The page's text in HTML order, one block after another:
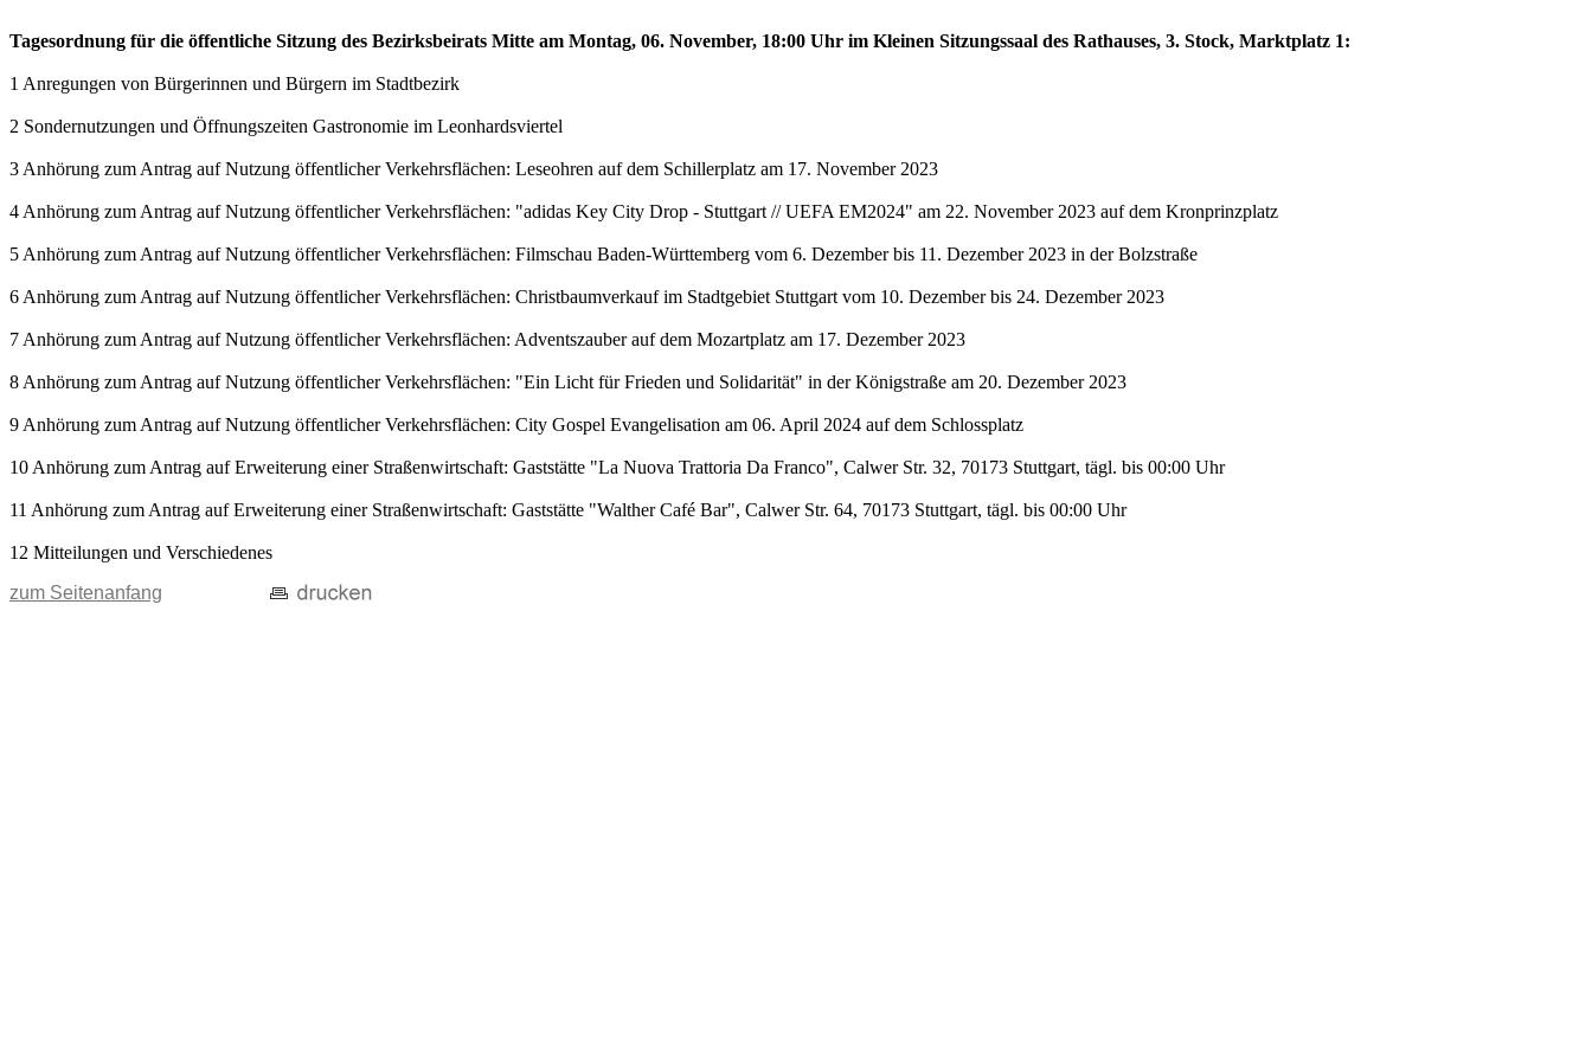
Tagesordnung für die öffentliche Sitzung des Bezirksbeirats Mitte am Montag, 06. November, 18:00 Uhr im Kleinen Sitzungssaal des Rathauses, 3. Stock, Marktplatz 1:
1 Anregungen von Bürgerinnen und Bürgern im Stadtbezirk
2 Sondernutzungen und Öffnungszeiten Gastronomie im Leonhardsviertel
3 Anhörung zum Antrag auf Nutzung öffentlicher Verkehrsflächen: Leseohren auf dem Schillerplatz am 17. November 2023
4 Anhörung zum Antrag auf Nutzung öffentlicher Verkehrsflächen: "adidas Key City Drop - Stuttgart // UEFA EM2024" am 22. November 2023 auf dem Kronprinzplatz
5 Anhörung zum Antrag auf Nutzung öffentlicher Verkehrsflächen: Filmschau Baden-Württemberg vom 6. Dezember bis 11. Dezember 2023 in der Bolzstraße
6 Anhörung zum Antrag auf Nutzung öffentlicher Verkehrsflächen: Christbaumverkauf im Stadtgebiet Stuttgart vom 10. Dezember bis 24. Dezember 2023
7 Anhörung zum Antrag auf Nutzung öffentlicher Verkehrsflächen: Adventszauber auf dem Mozartplatz am 17. Dezember 2023
8 Anhörung zum Antrag auf Nutzung öffentlicher Verkehrsflächen: "Ein Licht für Frieden und Solidarität" in der Königstraße am 20. Dezember 2023
9 Anhörung zum Antrag auf Nutzung öffentlicher Verkehrsflächen: City Gospel Evangelisation am 06. April 2024 auf dem Schlossplatz
10 Anhörung zum Antrag auf Erweiterung einer Straßenwirtschaft: Gaststätte "La Nuova Trattoria Da Franco", Calwer Str. 32, 70173 Stuttgart, tägl. bis 00:00 Uhr
11 Anhörung zum Antrag auf Erweiterung einer Straßenwirtschaft: Gaststätte "Walther Café Bar", Calwer Str. 64, 70173 Stuttgart, tägl. bis 00:00 Uhr
12 Mitteilungen und Verschiedenes
zum Seitenanfang